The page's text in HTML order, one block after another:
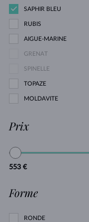
SAPHIR BLEU
RUBIS
AIGUE-MARINE
GRENAT
SPINELLE
TOPAZE
MOLDAVITE
Prix
553 €
Forme
RONDE